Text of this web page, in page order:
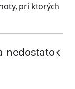
pri ktorých
nedostatok